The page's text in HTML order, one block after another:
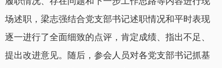
场述职，梁志强结合党支部书记述职情况和平时表现
逐一进行了全面细致的点评，肯定成绩、指出不足、
提出改进意见。随后，参会人员对各党支部书记抓基